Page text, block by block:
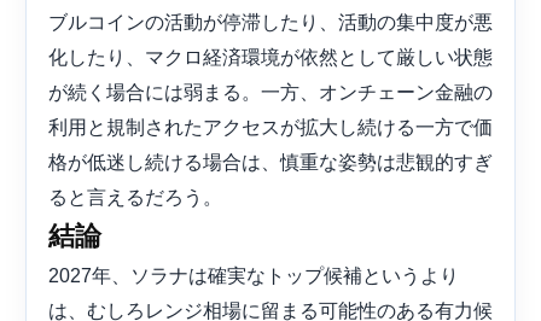
ブルコインの活動が停滞したり、活動の集中度が悪
化したり、マクロ経済環境が依然として厳しい状態
が続く場合には弱まる。一方、オンチェーン金融の
利用と規制されたアクセスが拡大し続ける一方で価
格が低迷し続ける場合は、慎重な姿勢は悲観的すぎ
ると言えるだろう。
結論
2027年、ソラナは確実なトップ候補というより
は、むしろレンジ相場に留まる可能性のある有力候